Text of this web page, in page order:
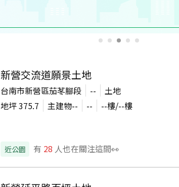
新營交流道願景土地
台南市新營區茄苳腳段 --
土地
地坪375.7 主建物-- -- --樓/--樓
近公園 有 28 人也在關注這間👀